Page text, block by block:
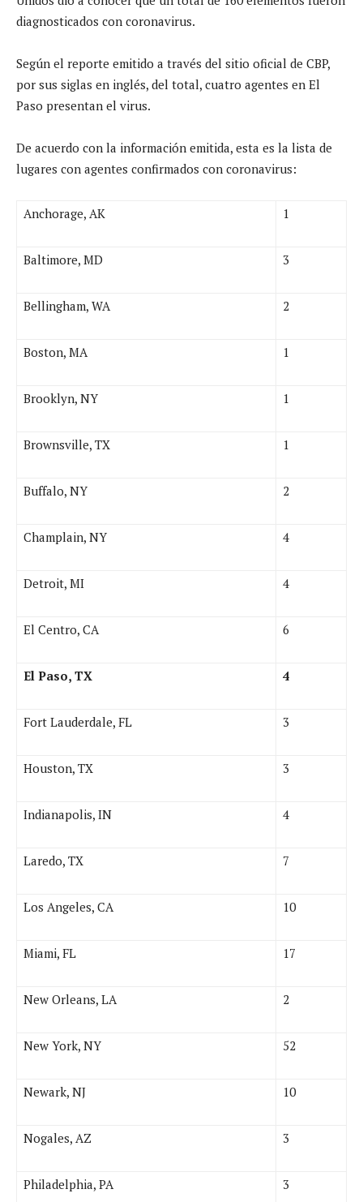
diagnosticados con coronavirus.
Según el reporte emitido a través del sitio oficial de CBP,
por sus siglas en inglés, del total, cuatro agentes en El
Paso presentan el virus.
De acuerdo con la información emitida, esta es la lista de
lugares con agentes confirmados con coronavirus:
Anchorage, AK 1
Baltimore, MD 3
Bellingham, WA 2
Boston, MA 1
Brooklyn, NY 1
Brownsville, TX 1
Buffalo, NY 2
Champlain, NY 4
Detroit, MI 4
El Centro, CA 6
El Paso, TX 4
Fort Lauderdale, FL 3
Houston, TX 3
Indianapolis, IN 4
Laredo, TX 7
Los Angeles, CA 10
Miami, FL 17
New Orleans, LA 2
New York, NY 52
Newark, NJ 10
Nogales, AZ 3
Philadelphia, PA 3